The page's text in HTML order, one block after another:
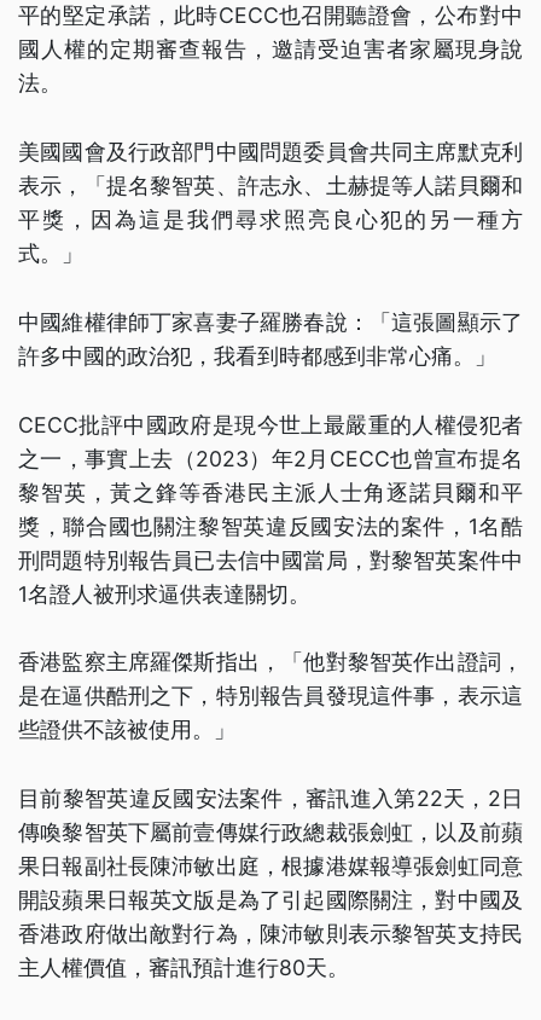
平的堅定承諾，此時CECC也召開聽證會，公布對中
國人權的定期審查報告，邀請受迫害者家屬現身說
法。
美國國會及行政部門中國問題委員會共同主席默克利
表示，「提名黎智英、許志永、土赫提等人諾貝爾和
平獎，因為這是我們尋求照亮良心犯的另一種方
式。」
中國維權律師丁家喜妻子羅勝春說：「這張圖顯示了
許多中國的政治犯，我看到時都感到非常心痛。」
CECC批評中國政府是現今世上最嚴重的人權侵犯者
之一，事實上去（2023）年2月CECC也曾宣布提名
黎智英，黃之鋒等香港民主派人士角逐諾貝爾和平
獎，聯合國也關注黎智英違反國安法的案件，1名酷
刑問題特別報告員已去信中國當局，對黎智英案件中
1名證人被刑求逼供表達關切。
香港監察主席羅傑斯指出，「他對黎智英作出證詞，
是在逼供酷刑之下，特別報告員發現這件事，表示這
些證供不該被使用。」
目前黎智英違反國安法案件，審訊進入第22天，2日
傳喚黎智英下屬前壹傳媒行政總裁張劍虹，以及前蘋
果日報副社長陳沛敏出庭，根據港媒報導張劍虹同意
開設蘋果日報英文版是為了引起國際關注，對中國及
香港政府做出敵對行為，陳沛敏則表示黎智英支持民
主人權價值，審訊預計進行80天。